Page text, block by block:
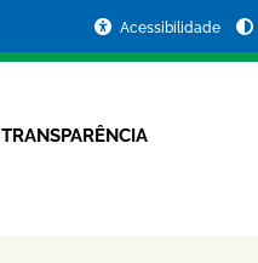
Acessibilidade
TRANSPARÊNCIA